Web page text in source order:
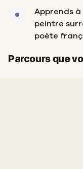
Apprends
peintre
poète
Parcours que
Départ
Arrivée